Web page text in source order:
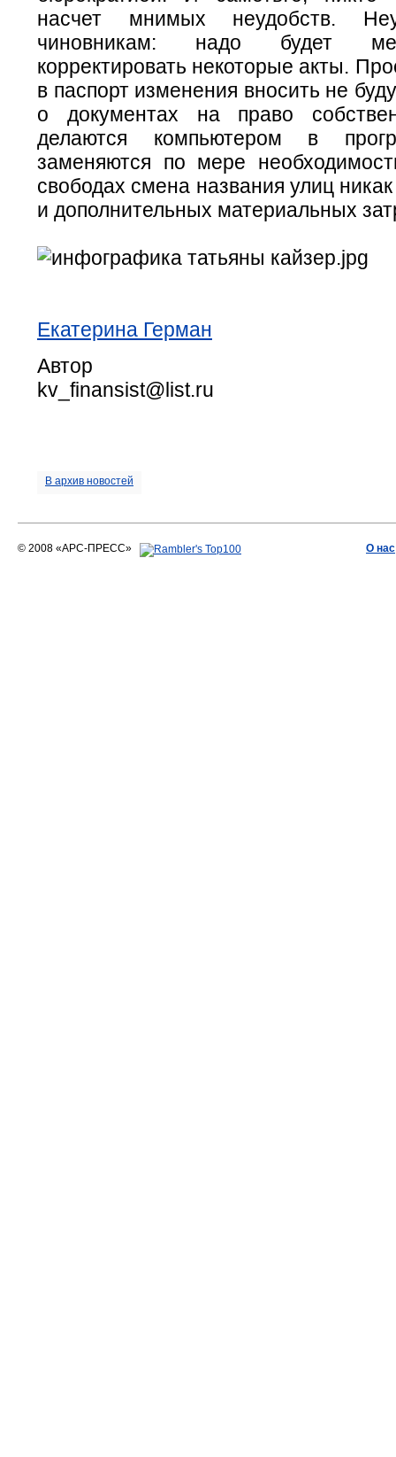
насчет мнимых неудобств.
чиновникам: надо будет
корректировать некоторые акты.
в паспорт изменения вносить не
о документах на право
делаются компьютером в
заменяются по мере
свободах смена названия улиц
и дополнительных материальных
Екатерина Герман
Автор
kv_finansist@list.ru
В архив новостей
© 2008 «АРС-ПРЕСС» О нас